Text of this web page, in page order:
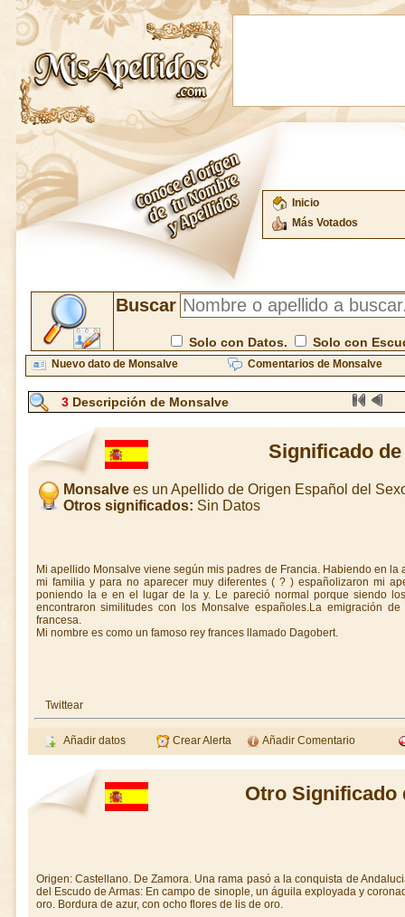
Inicio
Más Votados
Buscar
Solo con Datos. Solo con
Nuevo dato de Monsalve Comentarios de Monsalve
3 Descripción de Monsalve
Significado
Monsalvees un Apellido de Origen Español del
Otros significados: Sin Datos
Mi apellido Monsalve viene según mis padres de Francia. Habiendo en
mi familia y para no aparecer muy diferentes ( ? ) españolizaron mi
poniendo la e en el lugar de la y. Le pareció normal porque siendo
encontraron similitudes con los Monsalve españoles.La emigración
francesa.
Mi nombre es como un famoso rey frances llamado Dagobert.
Twittear
Añadir datos Crear Alerta Añadir Comentario
Otro Significado
Origen: Castellano. De Zamora. Una rama pasó a la conquista de
del Escudo de Armas: En campo de sinople, un águila exployada y
oro. Bordura de azur, con ocho flores de lis de oro.